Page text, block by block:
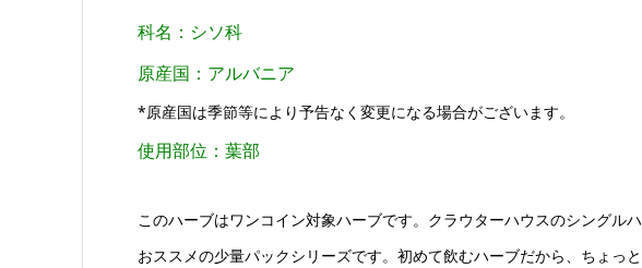
科名：シソ科
原産国：アルバニア
*原産国は季節等により予告なく変更になる場合がございます。
使用部位：葉部
このハーブはワンコイン対象ハーブです。クラウターハウスのシングル
おススメの少量パックシリーズです。初めて飲むハーブだから、ちょっ